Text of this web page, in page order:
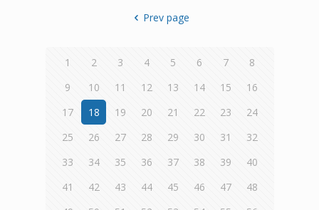
Prev page
1 2 3 4 5 6 7
8
9
10 11 12 13 14 15
16
17
18 19 20 21 22 23
24
25
26 27 28 29 30 31
32
33
34 35 36 37 38 39
40
41
42 43 44 45 46 47
48